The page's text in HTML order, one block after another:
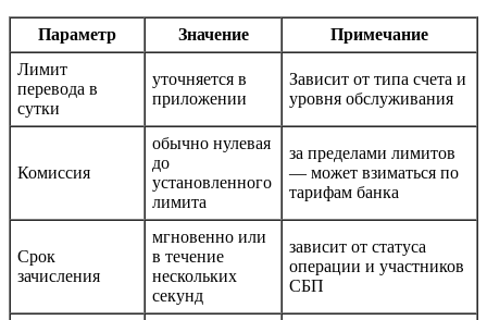
Параметр Значение
Примечание
Лимит
перевода в
сутки
уточняется в
приложении
Зависит от типа счета и
уровня обслуживания
Комиссия
обычно нулевая
до
установленного
лимита
за пределами лимитов
— может взиматься по
тарифам банка
Срок
зачисления
мгновенно или
в течение
нескольких
секунд
зависит от статуса
операции и участников
СБП